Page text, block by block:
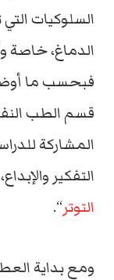
السلوكيات
الدماغ، خاصة
فبحسب ما
قسم الطب
المشاركة
التفكير
التوتر“.
ومع بداية